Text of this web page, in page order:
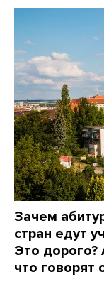
Зачем
стран едут
Это дорого?
что говорят